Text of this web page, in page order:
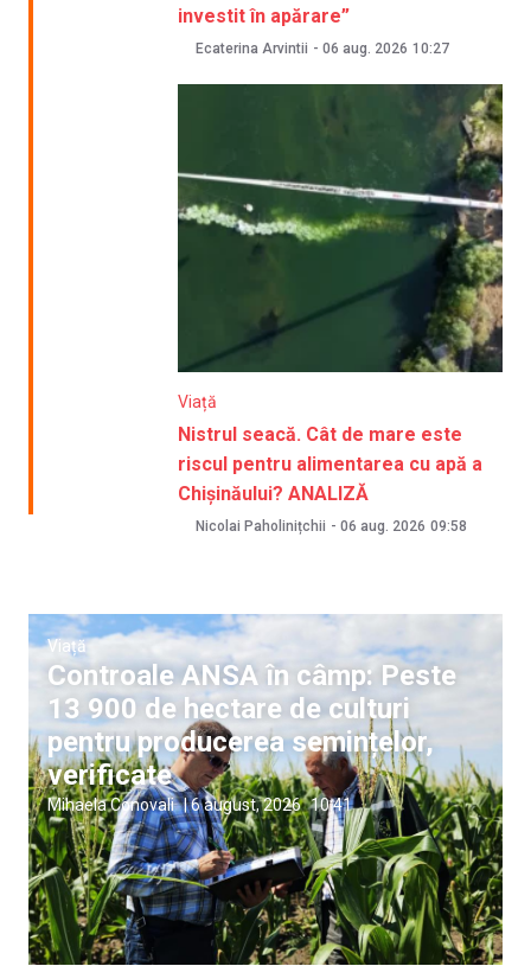
investit în apărare”
Ecaterina Arvintii - 06 aug. 2026 10:27
Viață
Nistrul seacă. Cât de mare este
riscul pentru alimentarea cu apă a
Chișinăului? ANALIZĂ
Nicolai Paholinițchii - 06 aug. 2026 09:58
Viață
Controale ANSA în câmp: Peste
13 900 de hectare de culturi
pentru producerea semințelor,
verificate
Mihaela Conovali |6 august, 2026 10:41